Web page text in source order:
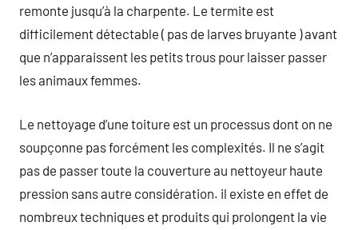
remonte jusqu’à la charpente. Le termite est
difficilement détectable ( pas de larves bruyante ) avant
que n’apparaissent les petits trous pour laisser passer
les animaux femmes.
Le nettoyage d’une toiture est un processus dont on ne
soupçonne pas forcément les complexités. Il ne s’agit
pas de passer toute la couverture au nettoyeur haute
pression sans autre considération. il existe en effet de
nombreux techniques et produits qui prolongent la vie